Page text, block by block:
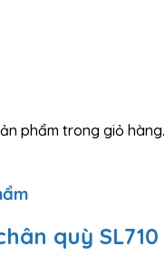
phẩm trong giỏ hàng.
quỳ SL710